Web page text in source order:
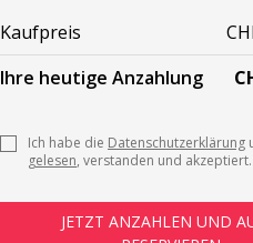
Kaufpreis
Ihre heutige Anzahlung
Ich habe die Datenschutzerklärung
gelesen, verstanden und akzeptiert.